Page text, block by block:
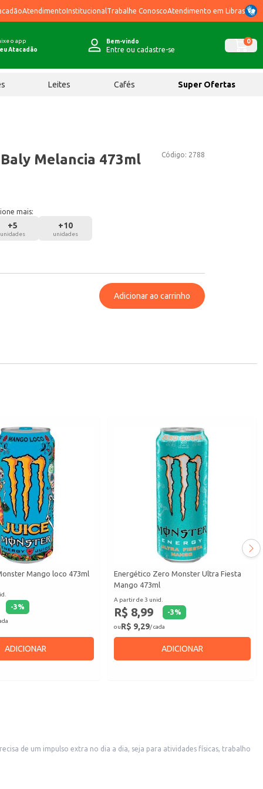
AtendimentoInstitucional Trabalhe ConoscoAtendimento em Libras
o app
Atacadão
Bem-vindo
Entre ou cadastre-se
0
Leites Cafés Super Ofertas
Código: 2788
Melancia 473ml
mais:
+5
unidades
+10
unidades
Adicionar ao carrinho
Mango loco 473ml
-3%
ADICIONAR
Energético Zero Monster Ultra Fiesta
Mango 473ml
A partir de 3 unid.
R$ 8,99 -3%
ouR$ 9,29/ cada
ADICIONAR
de um impulso extra no dia a dia, seja para atividades físicas, trabalho